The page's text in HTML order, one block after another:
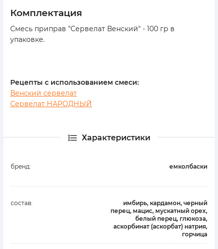
комплектация
Смесь приправ "Сервелат Венский" - 100 гр в
упаковке.
Рецепты с использованием смеси:
Венский сервелат
Сервелат НАРОДНЫЙ
Характеристики
бренд: емколбаски
состав:
имбирь, кардамон, черный
перец, мацис, мускатный орех,
белый перец, глюкоза,
аскорбинат (аскорбат) натрия,
горчица